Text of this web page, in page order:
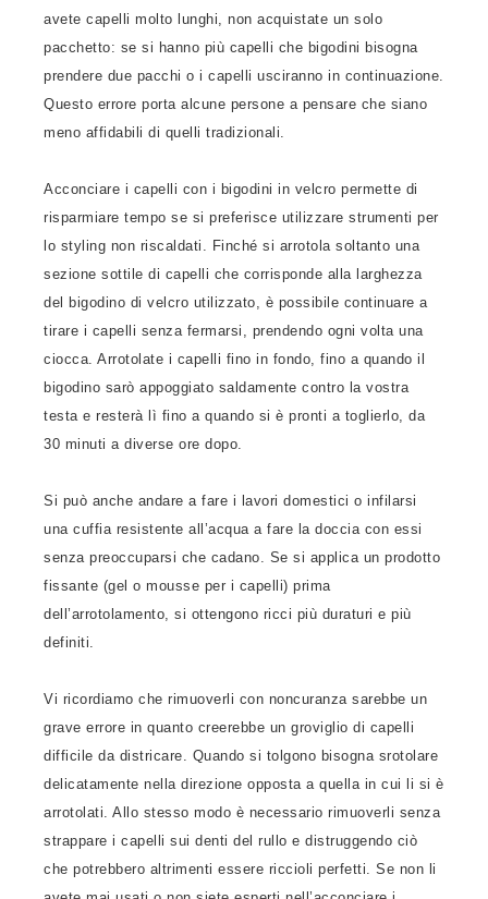
avete capelli molto lunghi, non acquistate un solo
pacchetto: se si hanno più capelli che bigodini bisogna
prendere due pacchi o i capelli usciranno in continuazione.
Questo errore porta alcune persone a pensare che siano
meno affidabili di quelli tradizionali.
Acconciare i capelli con i bigodini in velcro permette di
risparmiare tempo se si preferisce utilizzare strumenti per
lo styling non riscaldati. Finché si arrotola soltanto una
sezione sottile di capelli che corrisponde alla larghezza
del bigodino di velcro utilizzato, è possibile continuare a
tirare i capelli senza fermarsi, prendendo ogni volta una
ciocca. Arrotolate i capelli fino in fondo, fino a quando il
bigodino sarò appoggiato saldamente contro la vostra
testa e resterà lì fino a quando si è pronti a toglierlo, da
30 minuti a diverse ore dopo.
Si può anche andare a fare i lavori domestici o infilarsi
una cuffia resistente all’acqua a fare la doccia con essi
senza preoccuparsi che cadano. Se si applica un prodotto
fissante (gel o mousse per i capelli) prima
dell’arrotolamento, si ottengono ricci più duraturi e più
definiti.
Vi ricordiamo che rimuoverli con noncuranza sarebbe un
grave errore in quanto creerebbe un groviglio di capelli
difficile da districare. Quando si tolgono bisogna srotolare
delicatamente nella direzione opposta a quella in cui li si è
arrotolati. Allo stesso modo è necessario rimuoverli senza
strappare i capelli sui denti del rullo e distruggendo ciò
che potrebbero altrimenti essere riccioli perfetti. Se non li